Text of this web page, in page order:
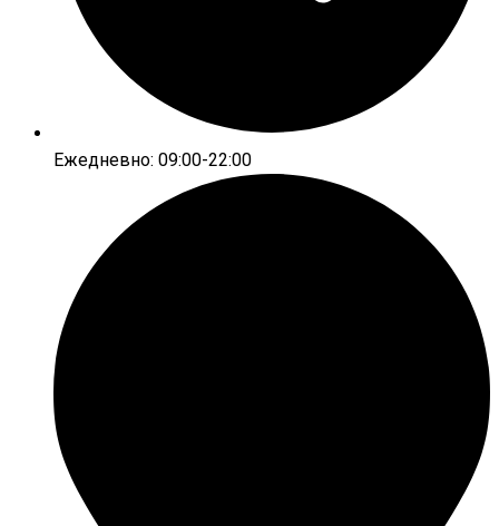
Ежедневно: 09:00-22:00